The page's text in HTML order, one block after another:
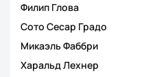
Филип Глова
Сото Сесар Градо
Микаэль Фаббри
Харальд Лехнер